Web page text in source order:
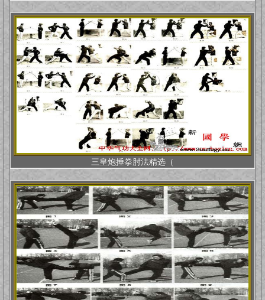
三皇炮捶拳肘法精选（